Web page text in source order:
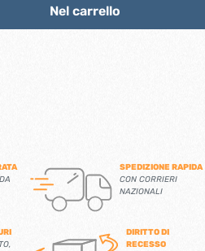
Nel carrello
SPEDIZIONE RAPIDA
CON CORRIERI
NAZIONALI
DIRITTO DI
RECESSO